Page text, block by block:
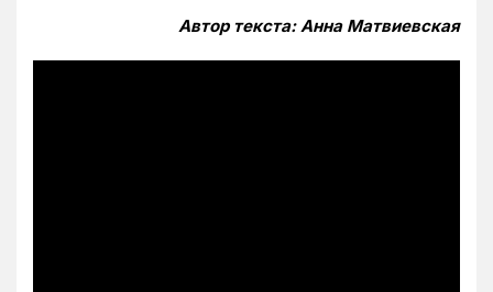
Автор текста: Анна Матвиевская